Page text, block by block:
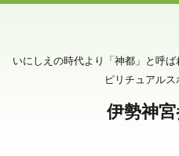
いにしえの時代より「神都」と呼
ピリチュアルス
伊勢神